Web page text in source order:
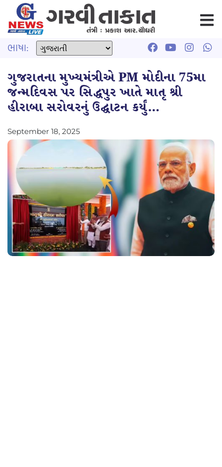
ભાષા:
ગુજરાતના મુખ્યમંત્રીએ PM મોદીના 75મા
જન્મદિવસ પર સિદ્ધપુર ખાતે માતૃ શ્રી
હીરાબા સરોવરનું ઉદ્ઘાટન કર્યું…
September 18, 2025